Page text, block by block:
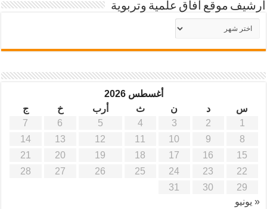
أرشيف موقع آفاق علمية وتربوية
أرشيف
موقع
أغسطس 2026
س
د ن ث أرب خ
ج
1
2
3
4
5
6
7
8
9
10
11
12
13
14
15
16
17
18
19
20
21
22
23
24
25
26
27
28
29
30
31
« يونيو